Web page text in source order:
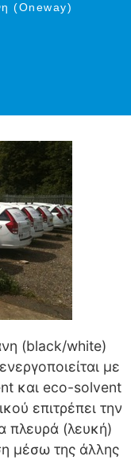
(Oneway)
(black/white)
με
και eco-solvent
επιτρέπει την
πλευρά (λευκή)
μέσω της άλλης